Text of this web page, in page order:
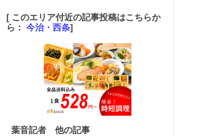
[ このエリア付近の記事投稿はこちらか
ら： 今治・西条]
葉音記者 他の記事